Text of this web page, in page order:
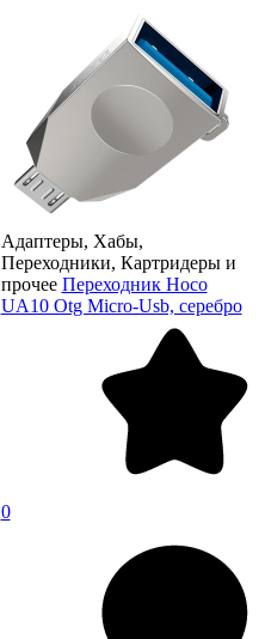
Адаптеры, Хабы,
Переходники, Картридеры и
прочее Переходник Hoco
UA10 Otg Micro-Usb, серебро
0